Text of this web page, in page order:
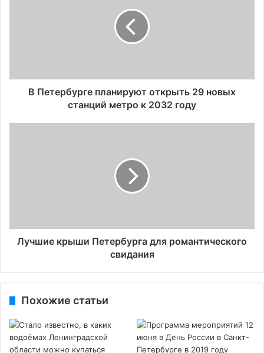
В Петербурге планируют открыть 29 новых
станций метро к 2032 году
Лучшие крыши Петербурга для романтического
свидания
Похожие статьи